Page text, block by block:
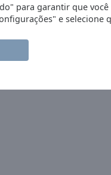
para garantir que
e selecione